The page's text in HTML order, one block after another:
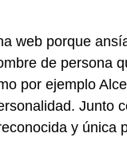
web porque
de persona
por ejemplo
Junto
y única